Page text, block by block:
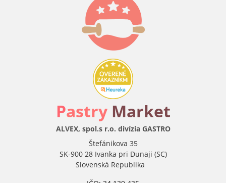
Pastry Market
ALVEX, spol.s r.o. divízia GASTRO
Štefánikova 35
SK-900 28 Ivanka pri Dunaji (SC)
Slovenská Republika